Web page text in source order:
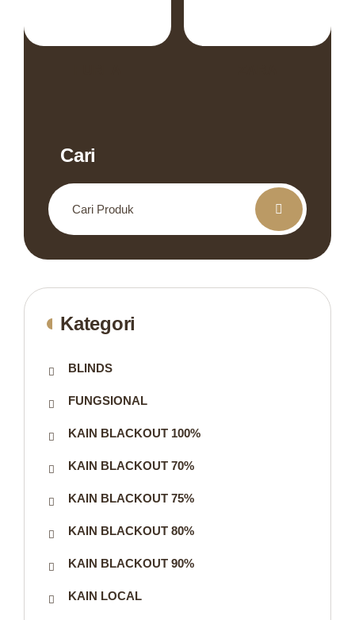
Cari
Search
for:
Kategori
BLINDS
FUNGSIONAL
KAIN BLACKOUT 100%
KAIN BLACKOUT 70%
KAIN BLACKOUT 75%
KAIN BLACKOUT 80%
KAIN BLACKOUT 90%
KAIN LOCAL